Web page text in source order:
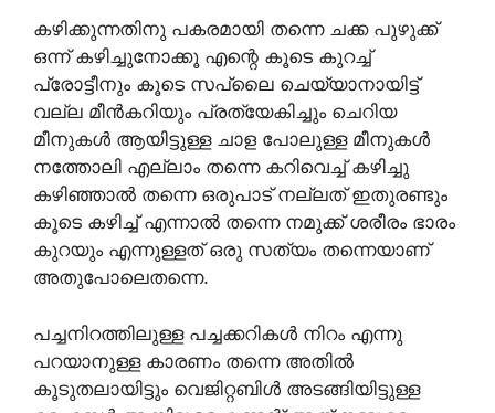
കഴിക്കുന്നതിനു പകരമായി തന്നെ ചക്ക പുഴുക്ക്
ഒന്ന് കഴിച്ചുനോക്കൂ എന്റെ കൂടെ കുറച്ച്
പ്രോട്ടീനും കൂടെ സപ്ലൈ ചെയ്യാനായിട്ട്
വല്ല മീൻകറിയും പ്രത്യേകിച്ചും ചെറിയ
മീനുകൾ ആയിട്ടുള്ള ചാള പോലുള്ള മീനുകൾ
നത്തോലി എല്ലാം തന്നെ കറിവെച്ച് കഴിച്ചു
കഴിഞ്ഞാൽ തന്നെ ഒരുപാട് നല്ലത് ഇതുരണ്ടും
കൂടെ കഴിച്ച് എന്നാൽ തന്നെ നമുക്ക് ശരീരം ഭാരം
കുറയും എന്നുള്ളത് ഒരു സത്യം തന്നെയാണ്
അതുപോലെതന്നെ.
പച്ചനിറത്തിലുള്ള പച്ചക്കറികൾ നിറം എന്നു
പറയാനുള്ള കാരണം തന്നെ അതിൽ
കൂടുതലായിട്ടും വെജിറ്റബിൾ അടങ്ങിയിട്ടുള്ള